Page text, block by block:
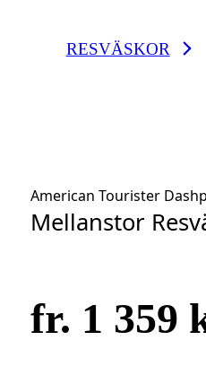
RESVÄSKOR
American Tourister
Mellanstor
fr. 1 359